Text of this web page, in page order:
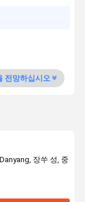
전망하십시오
장쑤 성, 중